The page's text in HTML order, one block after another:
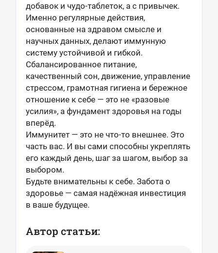
добавок и чудо-таблеток, а с привычек.
Именно регулярные действия,
основанные на здравом смысле и
научных данных, делают иммунную
систему устойчивой и гибкой.
Сбалансированное питание,
качественный сон, движение, управление
стрессом, грамотная гигиена и бережное
отношение к себе — это не «разовые
усилия», а фундамент здоровья на годы
вперёд.
Иммунитет — это не что-то внешнее. Это
часть вас. И вы сами способны укреплять
его каждый день, шаг за шагом, выбор за
выбором.
Будьте внимательны к себе. Забота о
здоровье — самая надёжная инвестиция
в ваше будущее.
Автор статьи: